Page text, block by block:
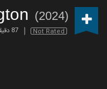
(2024)
Not Rated 87 دقیقه